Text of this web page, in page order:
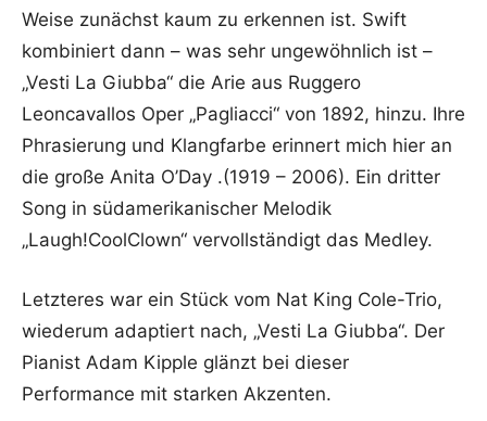
Weise zunächst kaum zu erkennen ist. Swift
kombiniert dann – was sehr ungewöhnlich ist –
„Vesti La Giubba“ die Arie aus Ruggero
Leoncavallos Oper „Pagliacci“ von 1892, hinzu. Ihre
Phrasierung und Klangfarbe erinnert mich hier an
die große Anita O’Day .(1919 – 2006). Ein dritter
Song in südamerikanischer Melodik
„Laugh!CoolClown“ vervollständigt das Medley.
Letzteres war ein Stück vom Nat King Cole-Trio,
wiederum adaptiert nach, „Vesti La Giubba“. Der
Pianist Adam Kipple glänzt bei dieser
Performance mit starken Akzenten.